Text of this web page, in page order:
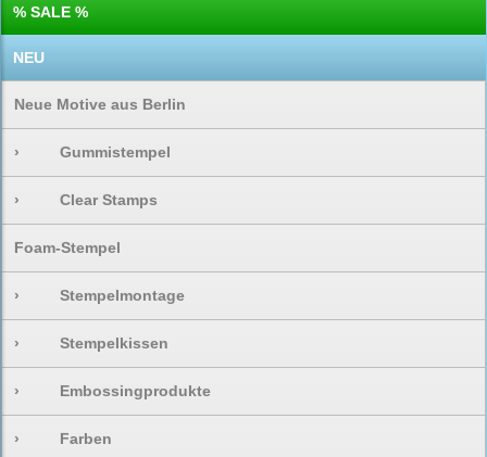
% SALE %
NEU
Neue Motive aus Berlin
› Gummistempel
› Clear Stamps
Foam-Stempel
› Stempelmontage
› Stempelkissen
› Embossingprodukte
› Farben